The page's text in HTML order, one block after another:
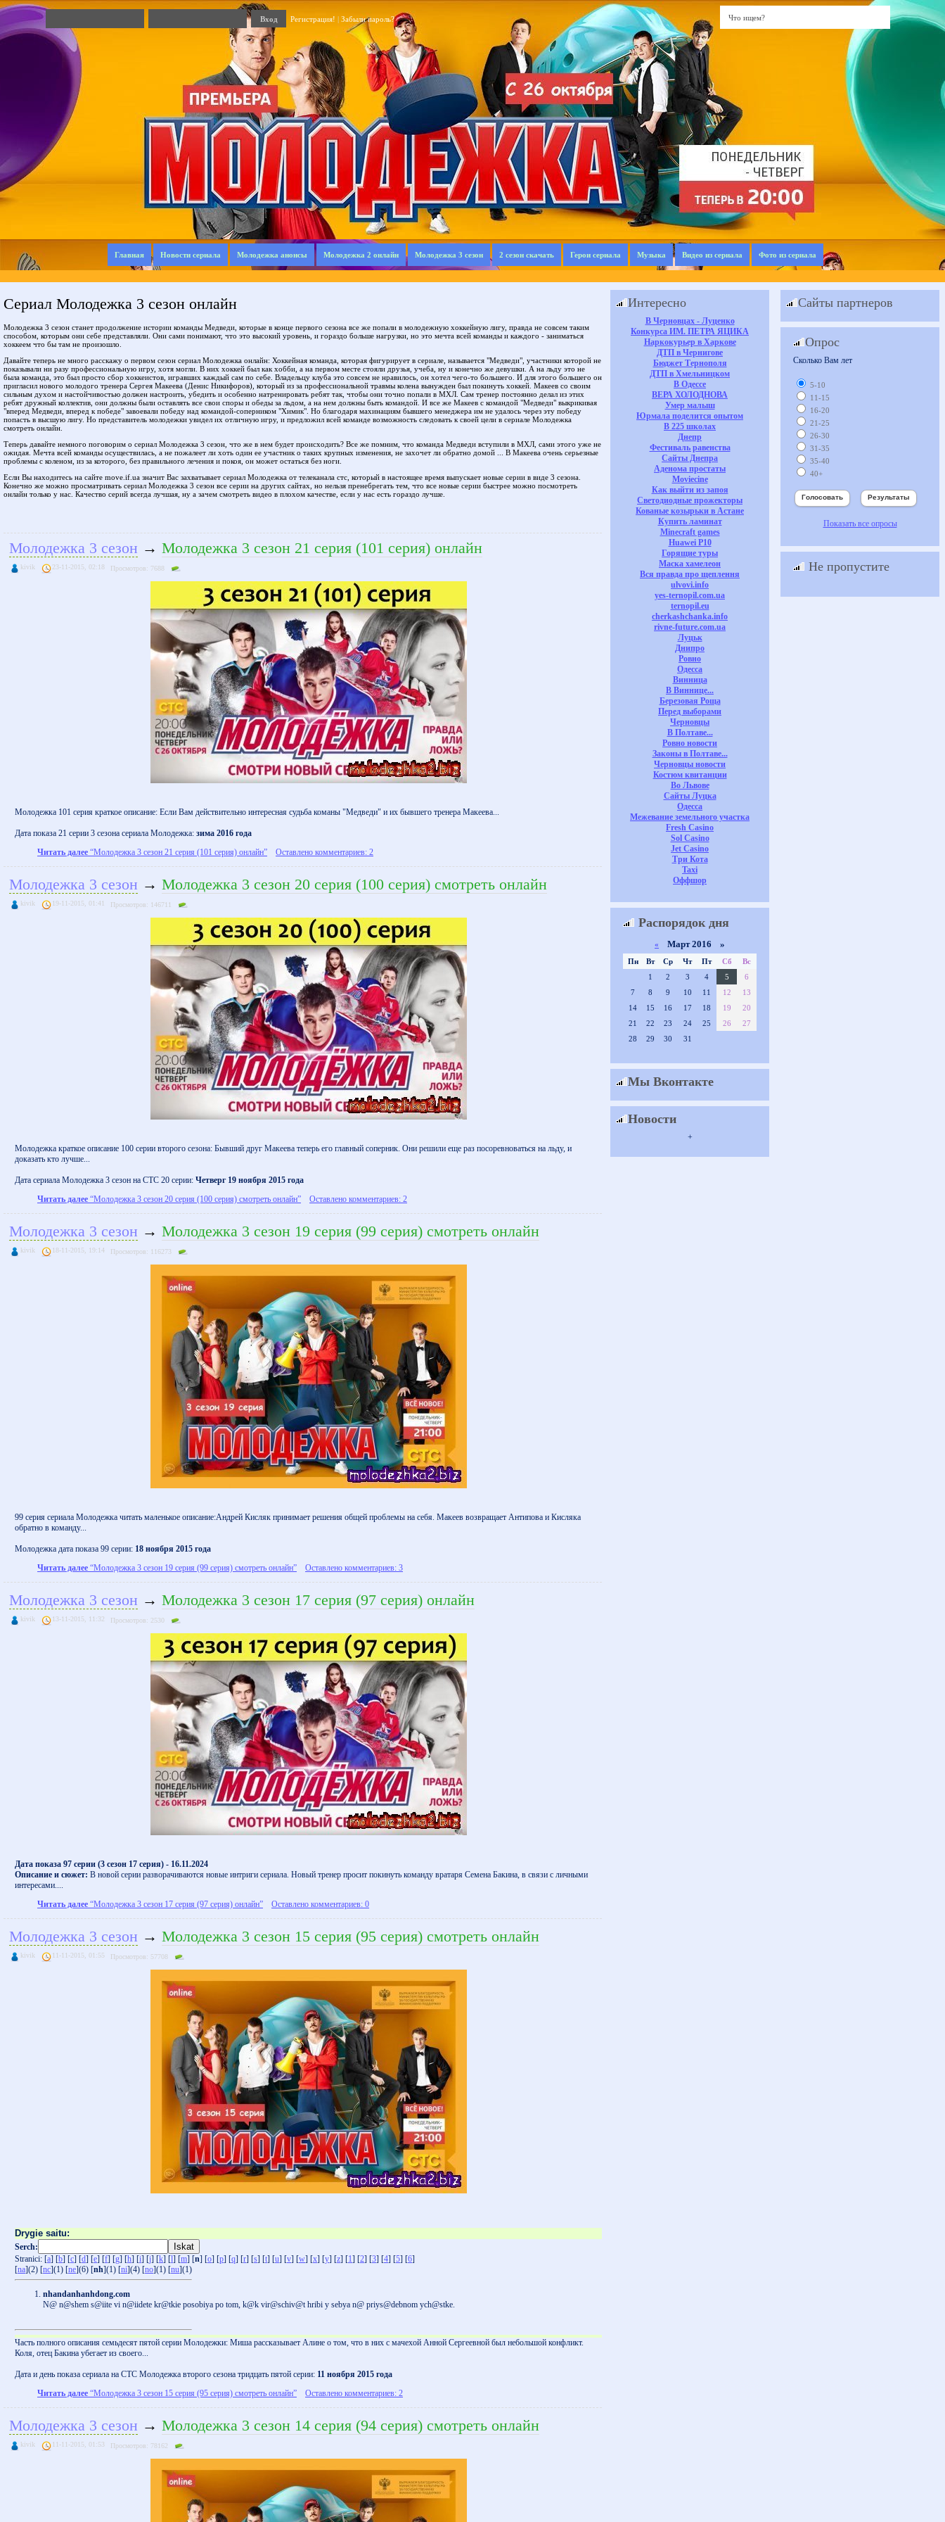
Регистрация! | Забыли пароль?
Главная Новости сериала Молодежка анонсы Молодежка 2 онлайн Молодежка 3 сезон 2 сезон скачать Герои сериала Музыка Видео из сериала Фото из сериала
Сериал Молодежка 3 сезон онлайн
Молодежка 3 сезон станет продолжение истории команды Медведи, которые в конце первого сезона все же попали в молодежную хоккейную лигу, правда не совсем таким
способом, которым они себе представляли. Они сами понимают, что это высокий уровень, и гораздо больше нагрузки, но это мечта всей команды и каждого - заниматься
хоккеем что бы там не произошло.
Давайте теперь не много расскажу о первом сезон сериал Молодежка онлайн: Хоккейная команда, которая фигурирует в сериале, называется "Медведи", участники которой не
показывали ни разу профессиональную игру, хотя могли. В них хоккей был как хобби, а на первом месте стояли друзья, учеба, ну и конечно же девушки. А на льду это не
была команда, это был просто сбор хоккеистов, игравших каждый сам по себе. Владельцу клуба это совсем не нравилось, он хотел чего-то большего. И для этого большего он
пригласил нового молодого тренера Сергея Макеева (Денис Никифоров), который из за профессиональной травмы колена вынужден был покинуть хоккей. Макеев со своим
сильным духом и настойчивостью должен настроить, убедить и особенно натренировать ребят так, чтобы они точно попали в МХЛ. Сам тренер постоянно делал из этих
ребят дружный коллектив, они должны были оставлять все свои споры и обеды за льдом, а на нем должны быть командой. И все же Макеев с командой "Медведи" выкрикивая
"вперед Медведи, вперед к победе" завоевали победу над командой-соперником "Химик". Но благодаря махинациям бывшего менеджера им не удалось через эту победу
попасть в высшую лигу. Но представитель молодежки увидел их отличную игру, и предложил всей команде возможность следовать к своей цели в сериале Молодежка
смотреть онлайн.
Теперь давайте немного поговорим о сериал Молодежка 3 сезон, что же в нем будет происходить? Все же помним, что команда Медведи вступили в МХЛ, сами этого уже не
ожидая. Мечта всей команды осуществилась, а не пожалеет ли хоть один ее участник о таких крупных изменения, не захочет ли обратно домой ... В Макеева очень серьезные
проблемы с коленом, из за которого, без правильного лечения и покоя, он может остаться без ноги.
Если Вы находитесь на сайте move.if.ua значит Вас захватывает сериал Молодежка от телеканала стс, который в настоящее время выпускает новые серии в виде 3 сезона.
Конечно же можно просматривать сериал Молодежка 3 сезон все серии на других сайтах, но нельзя пренебрегать тем, что все новые серии быстрее можно посмотреть
онлайн только у нас. Качество серий всегда лучшая, ну а зачем смотреть видео в плохом качестве, если у нас есть гораздо лучше.
Молодежка 3 сезон → Молодежка 3 сезон 21 серия (101 серия) онлайн
kivik 23-11-2015, 02:18 Просмотров: 7688
Молодежка 101 серия краткое описание: Если Вам действительно интересная судьба команы "Медведи" и их бывшего тренера Макеева...
Дата показа 21 серии 3 сезона сериала Молодежка: зима 2016 года
Читать далее “Молодежка 3 сезон 21 серия (101 серия) онлайн” Оставлено комментариев: 2
Молодежка 3 сезон → Молодежка 3 сезон 20 серия (100 серия) смотреть онлайн
kivik 19-11-2015, 01:41 Просмотров: 146711
Молодежка краткое описание 100 серии второго сезона: Бывший друг Макеева теперь его главный соперник. Они решили еще раз посоревноваться на льду, и
доказать кто лучше...
Дата сериала Молодежка 3 сезон на СТС 20 серии: Четверг 19 ноября 2015 года
Читать далее “Молодежка 3 сезон 20 серия (100 серия) смотреть онлайн” Оставлено комментариев: 2
Молодежка 3 сезон → Молодежка 3 сезон 19 серия (99 серия) смотреть онлайн
kivik 18-11-2015, 19:14 Просмотров: 116273
99 серия сериала Молодежка читать маленькое описание:Андрей Кисляк принимает решения общей проблемы на себя. Макеев возвращает Антипова и Кисляка
обратно в команду...
Молодежка дата показа 99 серии: 18 ноября 2015 года
Читать далее “Молодежка 3 сезон 19 серия (99 серия) смотреть онлайн” Оставлено комментариев: 3
Молодежка 3 сезон → Молодежка 3 сезон 17 серия (97 серия) онлайн
kivik 13-11-2015, 11:32 Просмотров: 2530
Дата показа 97 серии (3 сезон 17 серия) - 16.11.2024
Описание и сюжет: В новой серии разворачиваются новые интриги сериала. Новый тренер просит покинуть команду вратаря Семена Бакина, в связи с личными
интересами....
Читать далее “Молодежка 3 сезон 17 серия (97 серия) онлайн” Оставлено комментариев: 0
Молодежка 3 сезон → Молодежка 3 сезон 15 серия (95 серия) смотреть онлайн
kivik 11-11-2015, 01:55 Просмотров: 57708
Drygie saitu:
Serch:
Stranici: [a] [b] [c] [d] [e] [f] [g] [h] [i] [j] [k] [l] [m] [n] [o] [p] [q] [r] [s] [t] [u] [v] [w] [x] [y] [z] [1] [2] [3] [4] [5] [6]
[na](2) [nc](1) [ne](6) [nh](1) [ni](4) [no](1) [nu](1)
nhandanhanhdong.com
N@ n@shem s@iite vi n@iidete kr@tkie posobiya po tom, k@k vir@schiv@t hribi y sebya n@ priys@debnom ych@stke.
Часть полного описания семьдесят пятой серии Молодежки: Миша рассказывает Алине о том, что в них с мачехой Анной Сергеевной был небольшой конфликт.
Коля, отец Бакина убегает из своего...
Дата и день показа сериала на СТС Молодежка второго сезона тридцать пятой серии: 11 ноября 2015 года
Читать далее “Молодежка 3 сезон 15 серия (95 серия) смотреть онлайн” Оставлено комментариев: 2
Молодежка 3 сезон → Молодежка 3 сезон 14 серия (94 серия) смотреть онлайн
kivik 11-11-2015, 01:53 Просмотров: 78162
Интересно
В Черновцах - Луценко
Конкурса ИМ. ПЕТРА ЯЦИКА
Наркокурьер в Харкове
ДТП в Чернигове
Бюджет Тернополя
ДТП в Хмельницком
В Одессе
ВЕРА ХОЛОДНОВА
Умер малыш
Юрмала поделится опытом
В 225 школах
Днепр
Фестиваль равенства
Сайты Днепра
Аденома простаты
Moviecine
Как выйти из запоя
Светодиодные прожекторы
Кованые козырьки в Астане
Купить ламинат
Minecraft games
Huawei P10
Горящие туры
Маска хамелеон
Вся правда про щеплення
ulvovi.info
yes-ternopil.com.ua
ternopil.eu
cherkashchanka.info
rivne-future.com.ua
Луцьк
Днипро
Ровно
Одесса
Винница
В Виннице...
Березовая Роща
Перед выборами
Черновцы
В Полтаве...
Ровно новости
Законы в Полтаве...
Черновцы новости
Костюм квитанции
Во Львове
Сайты Луцка
Одесса
Межевание земельного участка
Fresh Casino
Sol Casino
Jet Casino
Три Кота
Taxi
Оффшор
Распорядок дня
« Март 2016 »
Пн Вт Ср Чт Пт Сб
Вс
1
2 3 4 5
6
7
8 9 10 11 12
13
14
15 16 17 18 19
20
21
22 23 24 25 26
27
28
29 30 31
Мы Вконтакте
Новости
+
Сайты партнеров
Опрос
Сколько Вам лет
5-10
11-15
16-20
21-25
26-30
31-35
35-40
40+
Показать все опросы
Не пропустите